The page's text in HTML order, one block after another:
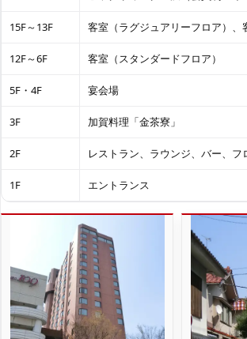
15F～13F 客室（ラグジュアリーフロア）、
12F～6F 客室（スタンダードフロア）
5F・4F 宴会場
3F 加賀料理「金茶寮」
2F レストラン、ラウンジ、バー、フ
1F エントランス